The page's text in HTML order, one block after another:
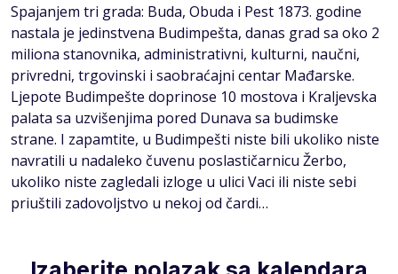
Spajanjem tri grada: Buda, Obuda i Pest 1873. godine
nastala je jedinstvena Budimpešta, danas grad sa oko 2
miliona stanovnika, administrativni, kulturni, naučni,
privredni, trgovinski i saobraćajni centar Mađarske.
Ljepote Budimpešte doprinose 10 mostova i Kraljevska
palata sa uzvišenjima pored Dunava sa budimske
strane. I zapamtite, u Budimpešti niste bili ukoliko niste
navratili u nadaleko čuvenu poslastičarnicu Žerbo,
ukoliko niste zagledali izloge u ulici Vaci ili niste sebi
priuštili zadovoljstvo u nekoj od čardi…